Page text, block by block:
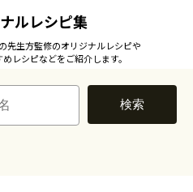
ルレシピ集
先生方監修のオリジナルレシピや
レシピなどをご紹介します。
検索